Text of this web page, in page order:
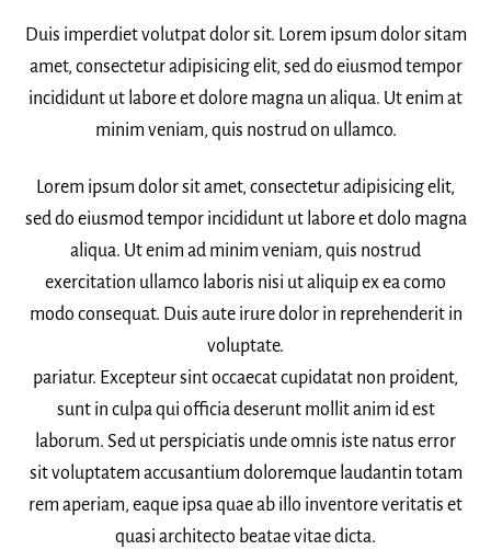
Duis imperdiet volutpat dolor sit. Lorem ipsum dolor sitam
amet, consectetur adipisicing elit, sed do eiusmod tempor
incididunt ut labore et dolore magna un aliqua. Ut enim at
minim veniam, quis nostrud on ullamco.
Lorem ipsum dolor sit amet, consectetur adipisicing elit,
sed do eiusmod tempor incididunt ut labore et dolo magna
aliqua. Ut enim ad minim veniam, quis nostrud
exercitation ullamco laboris nisi ut aliquip ex ea como
modo consequat. Duis aute irure dolor in reprehenderit in
voluptate.
pariatur. Excepteur sint occaecat cupidatat non proident,
sunt in culpa qui officia deserunt mollit anim id est
laborum. Sed ut perspiciatis unde omnis iste natus error
sit voluptatem accusantium doloremque laudantin totam
rem aperiam, eaque ipsa quae ab illo inventore veritatis et
quasi architecto beatae vitae dicta.